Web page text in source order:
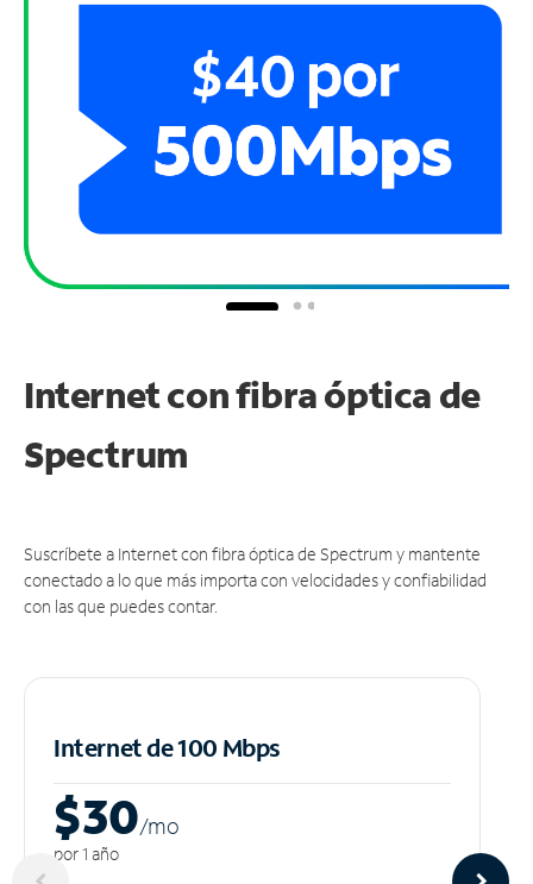
Internet con fibra óptica de
Spectrum
Suscríbete a Internet con fibra óptica de Spectrum y mantente
conectado a lo que más importa con velocidades y confiabilidad
con las que puedes contar.
Internet de 100 Mbps
$30/mo
por 1 año